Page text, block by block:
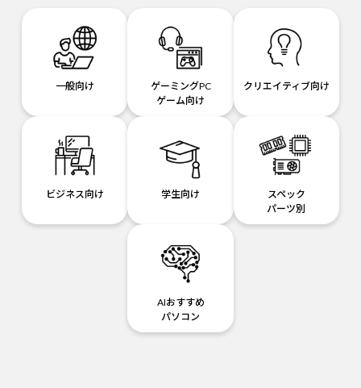
一般向け
ゲーミングPC
ゲーム向け
クリエイティブ向け
ビジネス向け 学生向け
スペック
パーツ別
AIおすすめ
パソコン